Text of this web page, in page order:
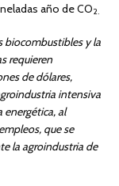
año de CO2.
biocombustibles y la
requieren
de dólares,
intensiva
al
que se
la agroindustria de